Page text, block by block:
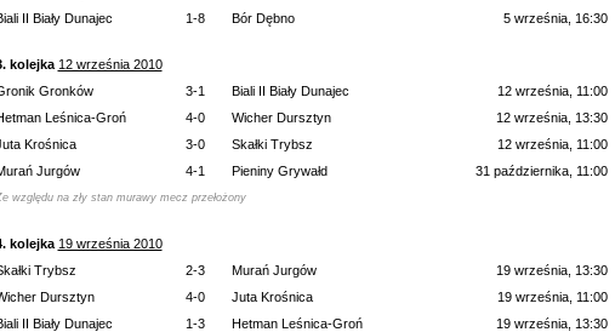
II Biały Dunajec
1-8 Bór Dębno 5 września, 16:30
kolejka 12 września 2010
Gronków
3-1 Biali II Biały Dunajec
12 września, 11:00
Leśnica-Groń
4-0 Wicher Dursztyn
12 września, 13:30
Krośnica
3-0 Skałki Trybsz
12 września, 11:00
Jurgów
4-1 Pieniny Grywałd 31 października, 11:00
względu na zły stan murawy mecz przełożony
kolejka 19 września 2010
Trybsz
2-3 Murań Jurgów
19 września, 13:30
Dursztyn
4-0 Juta Krośnica
19 września, 11:00
II Biały Dunajec
1-3 Hetman Leśnica-Groń
19 września, 13:30